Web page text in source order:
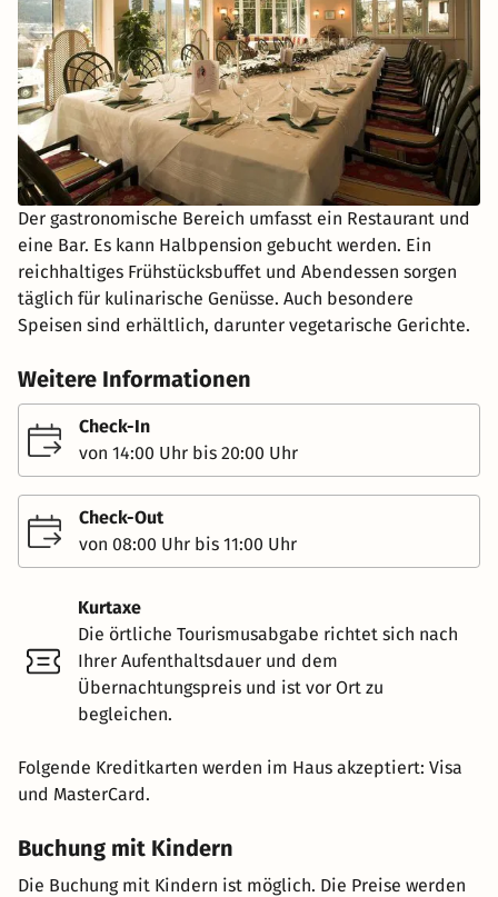
Der gastronomische Bereich umfasst ein Restaurant und
eine Bar. Es kann Halbpension gebucht werden. Ein
reichhaltiges Frühstücksbuffet und Abendessen sorgen
täglich für kulinarische Genüsse. Auch besondere
Speisen sind erhältlich, darunter vegetarische Gerichte.
Weitere Informationen
Check-In
von 14:00 Uhr bis 20:00 Uhr
Check-Out
von 08:00 Uhr bis 11:00 Uhr
Kurtaxe
Die örtliche Tourismusabgabe richtet sich nach
Ihrer Aufenthaltsdauer und dem
Übernachtungspreis und ist vor Ort zu
begleichen.
Folgende Kreditkarten werden im Haus akzeptiert: Visa
und MasterCard.
Buchung mit Kindern
Die Buchung mit Kindern ist möglich. Die Preise werden